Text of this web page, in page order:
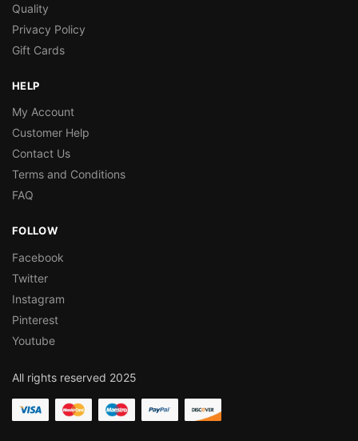
Quality
Privacy Policy
Gift Cards
HELP
My Account
Customer Help
Contact Us
Terms and Conditions
FAQ
FOLLOW
Facebook
Twitter
Instagram
Pinterest
Youtube
All rights reserved 2025